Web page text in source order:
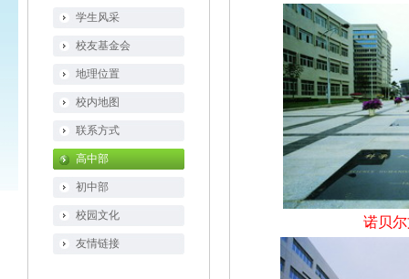
学生风采
校友基金会
地理位置
校内地图
联系方式
高中部
初中部
校园文化
友情链接
诺贝